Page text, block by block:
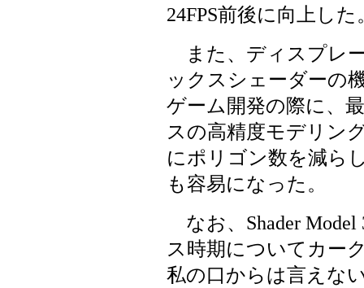
24FPS前後に向上した
また、ディスプレ
ックスシェーダーの
ゲーム開発の際に、
スの高精度モデリン
にポリゴン数を減ら
も容易になった。
なお、Shader
ス時期についてカー
私の口からは言えな